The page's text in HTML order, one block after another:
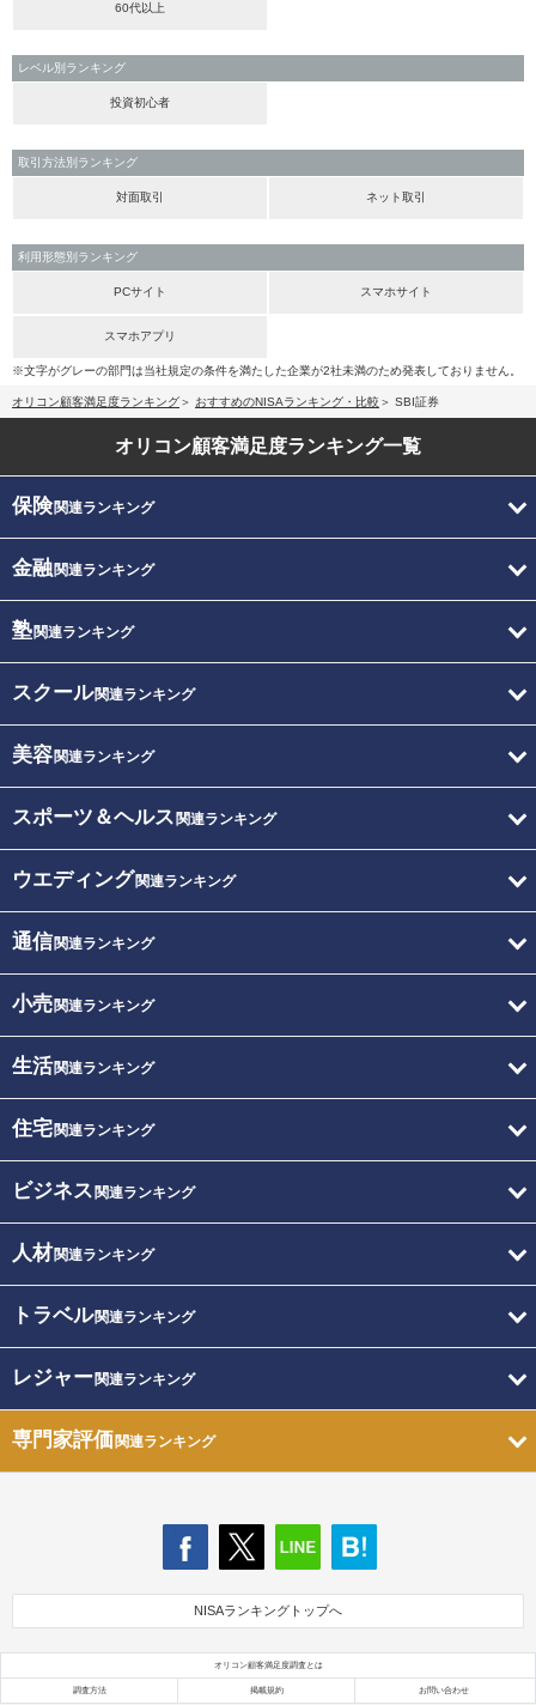
60代以上
レベル別ランキング
投資初心者
取引方法別ランキング
対面取引 ネット取引
利用形態別ランキング
PCサイト スマホサイト
スマホアプリ
※文字がグレーの部門は当社規定の条件を満たした企業が2社未満のため発表しておりません。
オリコン顧客満足度ランキング おすすめのNISAランキング・比較 SBI証券
オリコン顧客満足度ランキング一覧
保険関連ランキング
金融関連ランキング
塾関連ランキング
スクール関連ランキング
美容関連ランキング
スポーツ＆ヘルス 関連ランキング
ウエディング関連ランキング
通信関連ランキング
小売関連ランキング
生活関連ランキング
住宅関連ランキング
ビジネス 関連ランキング
人材関連ランキング
トラベル関連ランキング
レジャー関連ランキング
専門家評価関連ランキング
NISAランキングトップへ
オリコン顧客満足度調査とは
調査方法 掲載規約 お問い合わせ